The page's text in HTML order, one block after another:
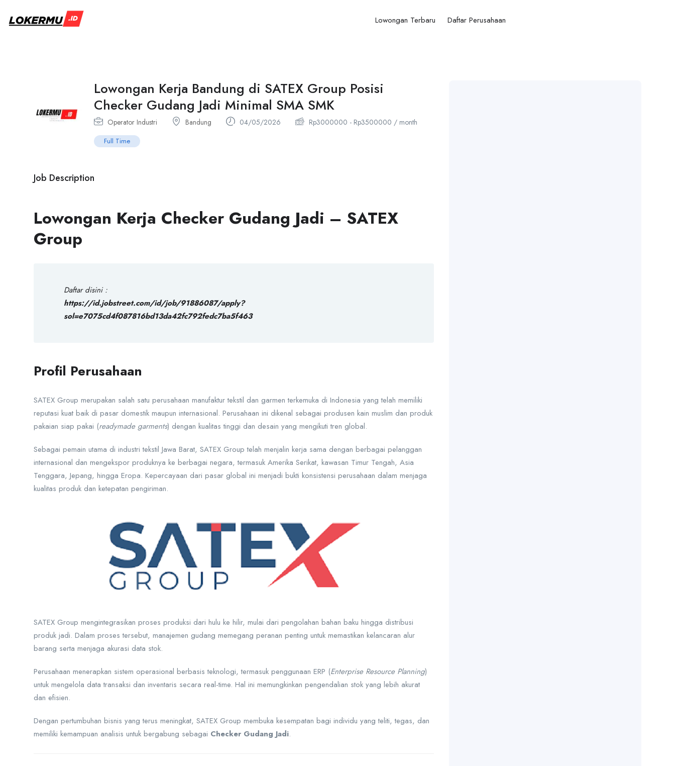
Lowongan Terbaru Daftar Perusahaan
Lowongan Kerja Bandung di SATEX Group Posisi
Checker Gudang Jadi Minimal SMA SMK
Operator Industri Bandung 04/05/2026 Rp3000000 - Rp3500000 / month
Full Time
Job Description
Lowongan Kerja Checker Gudang Jadi – SATEX
Group
Daftar disini :
https://id.jobstreet.com/id/job/91886087/apply?
sol=e7075cd4f087816bd13da42fc792fedc7ba5f463
Profil Perusahaan
SATEX Group merupakan salah satu perusahaan manufaktur tekstil dan garmen terkemuka di Indonesia yang telah memiliki
reputasi kuat baik di pasar domestik maupun internasional. Perusahaan ini dikenal sebagai produsen kain muslim dan produk
pakaian siap pakai (readymade garments) dengan kualitas tinggi dan desain yang mengikuti tren global.
Sebagai pemain utama di industri tekstil Jawa Barat, SATEX Group telah menjalin kerja sama dengan berbagai pelanggan
internasional dan mengekspor produknya ke berbagai negara, termasuk Amerika Serikat, kawasan Timur Tengah, Asia
Tenggara, Jepang, hingga Eropa. Kepercayaan dari pasar global ini menjadi bukti konsistensi perusahaan dalam menjaga
kualitas produk dan ketepatan pengiriman.
SATEX Group mengintegrasikan proses produksi dari hulu ke hilir, mulai dari pengolahan bahan baku hingga distribusi
produk jadi. Dalam proses tersebut, manajemen gudang memegang peranan penting untuk memastikan kelancaran alur
barang serta menjaga akurasi data stok.
Perusahaan menerapkan sistem operasional berbasis teknologi, termasuk penggunaan ERP (Enterprise Resource Planning)
untuk mengelola data transaksi dan inventaris secara real-time. Hal ini memungkinkan pengendalian stok yang lebih akurat
dan efisien.
Dengan pertumbuhan bisnis yang terus meningkat, SATEX Group membuka kesempatan bagi individu yang teliti, tegas, dan
memiliki kemampuan analisis untuk bergabung sebagai Checker Gudang Jadi.